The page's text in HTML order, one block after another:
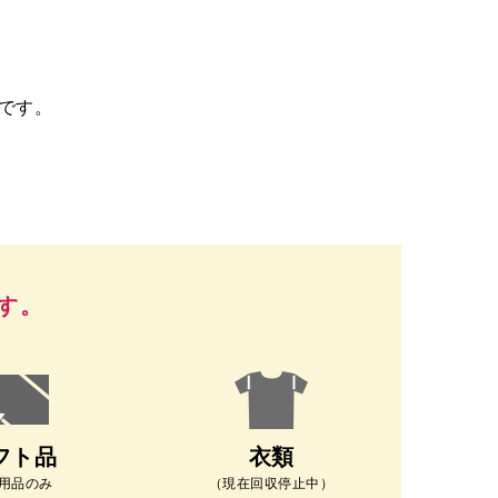
。
ト品
品のみ
衣類
（現在回収停止中）